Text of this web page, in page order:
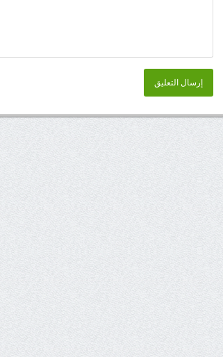
إرسال التعليق